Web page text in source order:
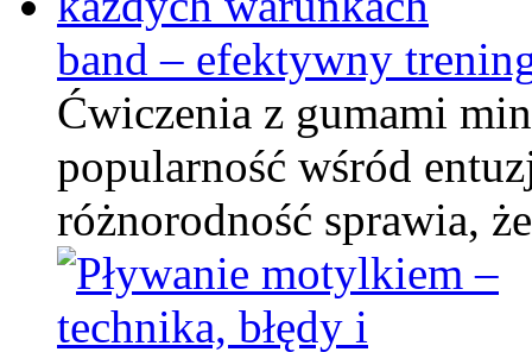
band – efektywny
Ćwiczenia z gumami
popularność wśród
różnorodność sprawia,